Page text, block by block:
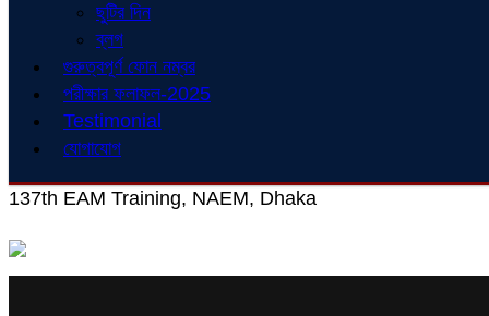
ছুটির দিন
ব্লগ
গুরুত্বপূর্ণ ফোন নম্বর
পরীক্ষার ফলাফল-2025
Testimonial
যোগাযোগ
137th EAM Training, NAEM, Dhaka